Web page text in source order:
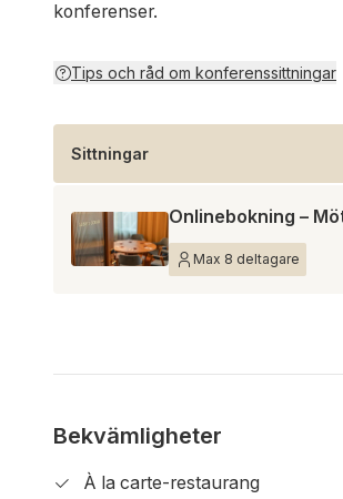
konferenser.
Tips och råd om konferenssittningar
Sittningar
Onlinebokning –
Max 8 deltagare
Bekvämligheter
À la carte-restaurang